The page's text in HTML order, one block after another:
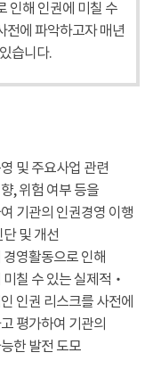
인해 인권에 미칠 수
에 파악하고자 매년
습니다.
및 주요사업 관련
, 위험 여부 등을
기관의 인권경영 이행
단 및 개선
경영활동으로 인해
미칠 수 있는 실제적‧
인권 리스크를 사전에
평가하여 기관의
한 발전 도모